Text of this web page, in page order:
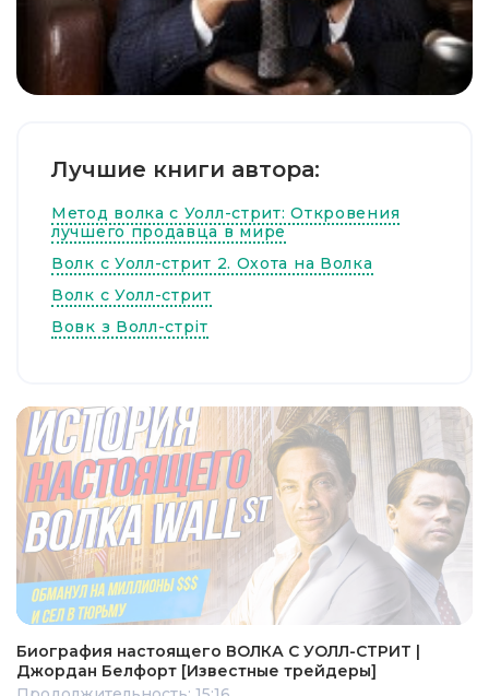
Лучшие книги автора:
Метод волка с Уолл-стрит: Откровения
лучшего продавца в мире
Волк с Уолл-стрит 2. Охота на Волка
Волк с Уолл-стрит
Вовк з Волл-стріт
Биография настоящего ВОЛКА С УОЛЛ-СТРИТ |
Джордан Белфорт [Известные трейдеры]